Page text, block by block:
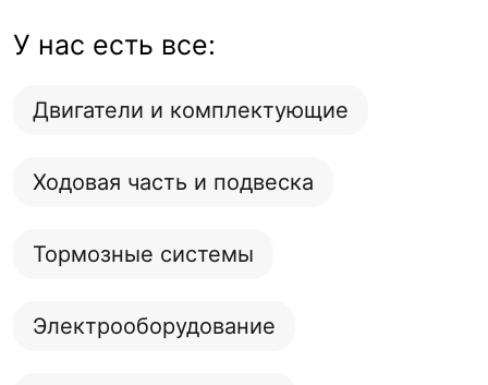
У нас есть все:
Двигатели и комплектующие
Ходовая часть и подвеска
Тормозные системы
Электрооборудование